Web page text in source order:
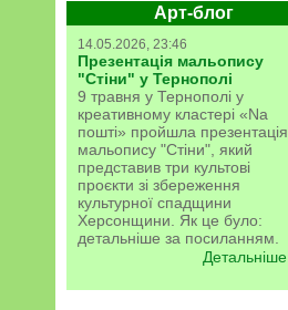
Арт-блог
14.05.2026, 23:46
Презентація мальопису
"Стіни" у Тернополі
9 травня у Тернополі у
креативному кластері «Na
пошті» пройшла презентація
мальопису "Стіни", який
представив три культові
проєкти зі збереження
культурної спадщини
Херсонщини. Як це було:
детальніше за посиланням.
Детальніше